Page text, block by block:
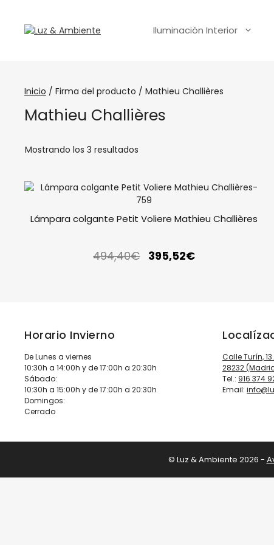
Iluminación Interior
Inicio / Firma del producto / Mathieu Challières
Mathieu Challières
Mostrando los 3 resultados
Lámpara colgante Petit Voliere Mathieu Challières
494,40€ 395,52€
Horario Invierno
De Lunes a viernes
10:30h a 14:00h y de 17:00h a 20:30h
Sábado:
10:30h a 15:00h y de 17:00h a 20:30h
Domingos:
Cerrado
Calle Turín,
28232
Tel.: 916 374
Email:
© Luz & Ambiente 2026 -